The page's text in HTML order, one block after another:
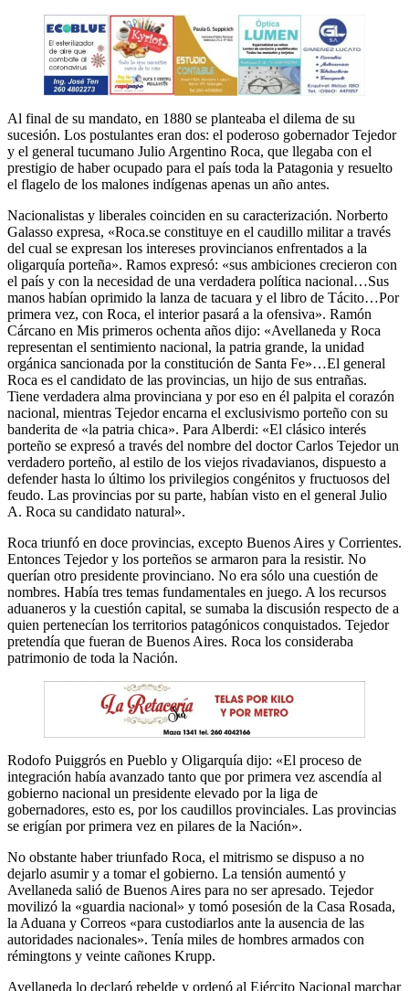
Al final de su mandato, en 1880 se planteaba el dilema de su
sucesión. Los postulantes eran dos: el poderoso gobernador Tejedor
y el general tucumano Julio Argentino Roca, que llegaba con el
prestigio de haber ocupado para el país toda la Patagonia y resuelto
el flagelo de los malones indígenas apenas un año antes.
Nacionalistas y liberales coinciden en su caracterización. Norberto
Galasso expresa, «Roca.se constituye en el caudillo militar a través
del cual se expresan los intereses provincianos enfrentados a la
oligarquía porteña». Ramos expresó: «sus ambiciones crecieron con
el país y con la necesidad de una verdadera política nacional…Sus
manos habían oprimido la lanza de tacuara y el libro de Tácito…Por
primera vez, con Roca, el interior pasará a la ofensiva». Ramón
Cárcano en Mis primeros ochenta años dijo: «Avellaneda y Roca
representan el sentimiento nacional, la patria grande, la unidad
orgánica sancionada por la constitución de Santa Fe»…El general
Roca es el candidato de las provincias, un hijo de sus entrañas.
Tiene verdadera alma provinciana y por eso en él palpita el corazón
nacional, mientras Tejedor encarna el exclusivismo porteño con su
banderita de «la patria chica». Para Alberdi: «El clásico interés
porteño se expresó a través del nombre del doctor Carlos Tejedor un
verdadero porteño, al estilo de los viejos rivadavianos, dispuesto a
defender hasta lo último los privilegios congénitos y fructuosos del
feudo. Las provincias por su parte, habían visto en el general Julio
A. Roca su candidato natural».
Roca triunfó en doce provincias, excepto Buenos Aires y Corrientes.
Entonces Tejedor y los porteños se armaron para la resistir. No
querían otro presidente provinciano. No era sólo una cuestión de
nombres. Había tres temas fundamentales en juego. A los recursos
aduaneros y la cuestión capital, se sumaba la discusión respecto de a
quien pertenecían los territorios patagónicos conquistados. Tejedor
pretendía que fueran de Buenos Aires. Roca los consideraba
patrimonio de toda la Nación.
Rodofo Puiggrós en Pueblo y Oligarquía dijo: «El proceso de
integración había avanzado tanto que por primera vez ascendía al
gobierno nacional un presidente elevado por la liga de
gobernadores, esto es, por los caudillos provinciales. Las provincias
se erigían por primera vez en pilares de la Nación».
No obstante haber triunfado Roca, el mitrismo se dispuso a no
dejarlo asumir y a tomar el gobierno. La tensión aumentó y
Avellaneda salió de Buenos Aires para no ser apresado. Tejedor
movilizó la «guardia nacional» y tomó posesión de la Casa Rosada,
la Aduana y Correos «para custodiarlos ante la ausencia de las
autoridades nacionales». Tenía miles de hombres armados con
rémingtons y veinte cañones Krupp.
Avellaneda lo declaró rebelde y ordenó al Ejército Nacional marchar